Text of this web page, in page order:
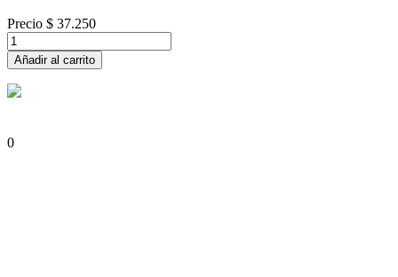
Precio $ 37.250
Añadir al carrito
0